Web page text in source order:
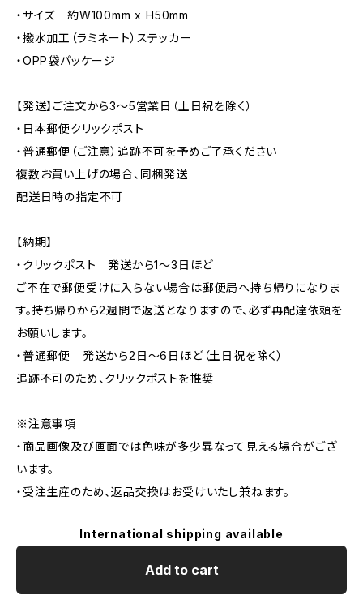
・サイズ 約W100mm x H50mm
・撥水加工（ラミネート）ステッカー
・OPP袋パッケージ
【発送】ご注文から3〜5営業日（土日祝を除く）
・日本郵便クリックポスト
・普通郵便（ご注意）追跡不可を予めご了承ください
複数お買い上げの場合、同梱発送
配送日時の指定不可
【納期】
・クリックポスト 発送から1〜3日ほど
ご不在で郵便受けに入らない場合は郵便局へ持ち帰りになりま
す。持ち帰りから2週間で返送となりますので、必ず再配達依頼を
お願いします。
・普通郵便 発送から2日〜6日ほど（土日祝を除く）
追跡不可のため、クリックポストを推奨
※注意事項
・商品画像及び画面では色味が多少異なって見える場合がござ
います。
・受注生産のため、返品交換はお受けいたし兼ねます。
International shipping available
Add to cart